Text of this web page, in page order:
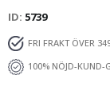
ID 5739
FRI FRAKT ÖVER
100% NÖJD-KUND-